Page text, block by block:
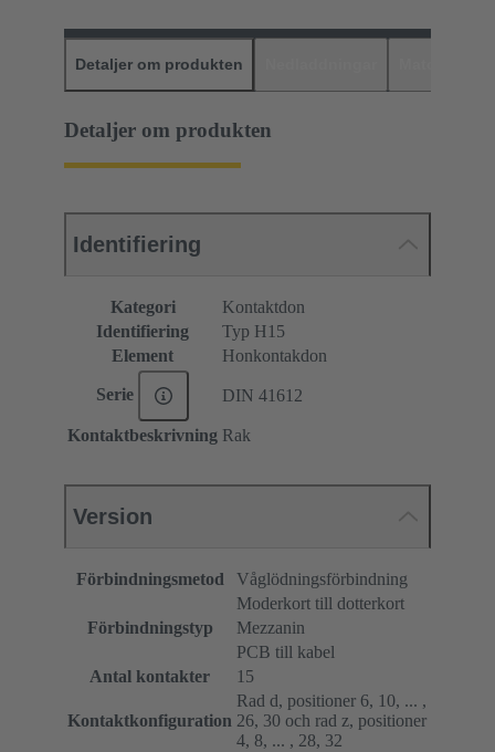
Detaljer om produkten
Detaljer om produkten
Identifiering
Kategori
Kontaktdon
Identifiering
Typ H15
Element
Honkontakdon
Serie DIN 41612
Kontaktbeskrivning Rak
Version
Förbindningsmetod Våglödningsförbindning
Förbindningstyp
Moderkort till dotterkort
Mezzanin
PCB till kabel
Antal kontakter
15
Kontaktkonfiguration
Rad d, positioner 6, 10, ... ,
26, 30 och rad z, positioner
4, 8, ... , 28, 32